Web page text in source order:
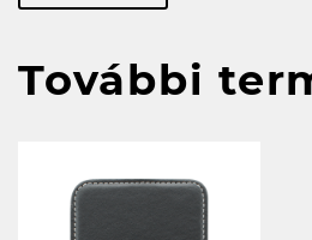
További